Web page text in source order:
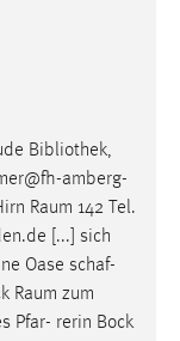
Bibliothek,
amberg-
Raum 142 Tel.
[...] sich
Oase schaf-
Raum zum
Pfar- rerin Bock